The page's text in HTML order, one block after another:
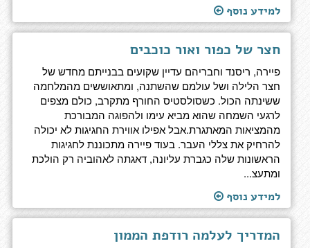
למידע נוסף
חצר של כפור ואור כוכבים
פיירה, ריסנד וחבריהם עדיין שקועים בבנייתם מחדש של
חצר הלילה ושל עולמם שהשתנה, ומתאוששים מהמלחמה
ששינתה הכול. כשסולסטיס החורף מתקרב, כולם מצפים
לרגעי השמחה שהוא מביא עימו ולהפוגה המבורכת
מהמציאות המאתגרת.אבל אפילו אווירת החגיגות לא יכולה
להרחיק את צללי העבר. בעוד פיירה מתכוננת לחגיגות
הראשונות שלה כגברת עליונה, דאגתה לאהוביה רק הולכת
ומתעצ...
למידע נוסף
המדריך לעלמה רודפת הממון